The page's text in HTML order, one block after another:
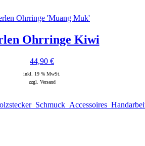
Ohrringe 'Muang Muk'
Ohrringe Kiwi
44,90 €
inkl. 19 % MwSt.
zzgl. Versand